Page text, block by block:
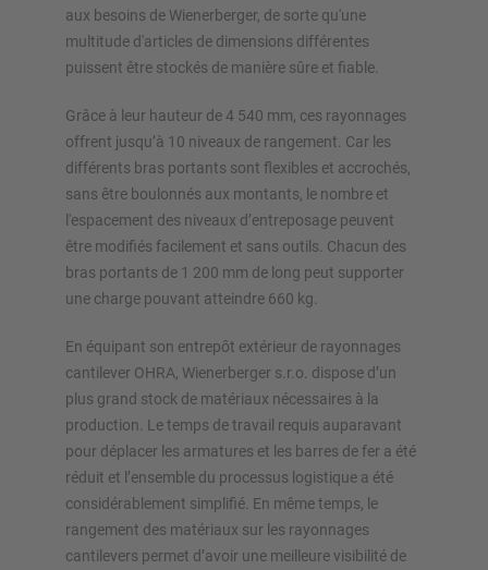
aux besoins de Wienerberger, de sorte qu'une
multitude d'articles de dimensions différentes
puissent être stockés de manière sûre et fiable.
Grâce à leur hauteur de 4 540 mm, ces rayonnages
offrent jusqu’à 10 niveaux de rangement. Car les
différents bras portants sont flexibles et accrochés,
sans être boulonnés aux montants, le nombre et
l'espacement des niveaux d’entreposage peuvent
être modifiés facilement et sans outils. Chacun des
bras portants de 1 200 mm de long peut supporter
une charge pouvant atteindre 660 kg.
En équipant son entrepôt extérieur de rayonnages
cantilever OHRA, Wienerberger s.r.o. dispose d’un
plus grand stock de matériaux nécessaires à la
production. Le temps de travail requis auparavant
pour déplacer les armatures et les barres de fer a été
réduit et l’ensemble du processus logistique a été
considérablement simplifié. En même temps, le
rangement des matériaux sur les rayonnages
cantilevers permet d’avoir une meilleure visibilité de